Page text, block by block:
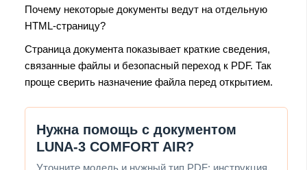
Почему некоторые документы ведут на отдельную
HTML-страницу?
Страница документа показывает краткие сведения,
связанные файлы и безопасный переход к PDF. Так
проще сверить назначение файла перед открытием.
Нужна помощь с документом
LUNA-3 COMFORT AIR?
Уточните модель и нужный тип PDF: инструкция,